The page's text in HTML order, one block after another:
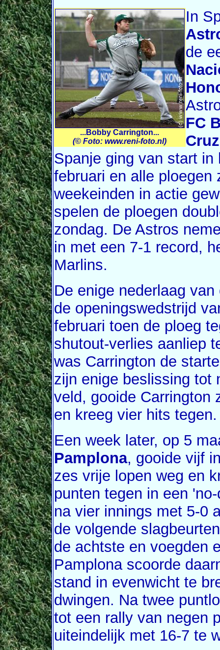
...Bobby Carrington...
(© Foto: www.reni-foto.nl)
In
de
FC
Cruz
Spanje ging van start
februari en alle ploegen
weekeinden in actie
spelen de ploegen
zondag. De Astros
in met een 7-1 record,
Marlins.
De enige nederlaag
de openingswedstrijd
februari toen de ploeg
shutout-verlies aanliep
was Carrington de
zijn enige beslissing tot
veld, gooide Carrington
en kreeg vier hits tegen.
Een week later, op 5
Pamplona, gooide vijf
zes vrije lopen weg en
punten tegen in een
na vier innings met 5-0
de volgende
de achtste en voegden
Pamplona scoorde
stand in evenwicht te
dwingen. Na twee
tot een rally van negen
uiteindelijk met 16-7 te